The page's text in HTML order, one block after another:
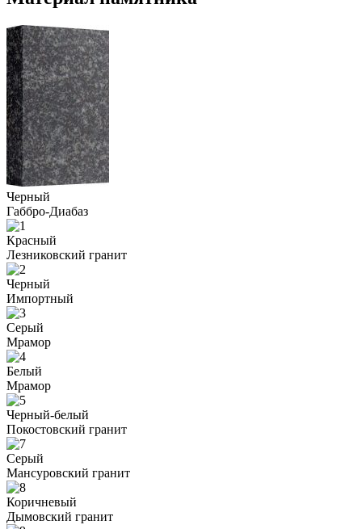
Черный
Габбро-Диабаз
Красный
Лезниковский гранит
Черный
Импортный
Серый
Мрамор
Белый
Мрамор
Черный-белый
Покостовский гранит
Серый
Мансуровский гранит
Коричневый
Дымовский гранит